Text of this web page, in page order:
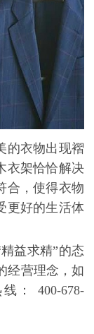
的衣物出现褶
衣架恰恰解决
合，使得衣物
更好的生活体
益求精”的态
经营理念，如
： 400-678-